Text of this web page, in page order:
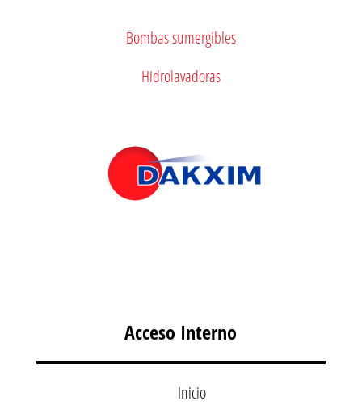
Bombas sumergibles
Hidrolavadoras
Acceso Interno
Inicio